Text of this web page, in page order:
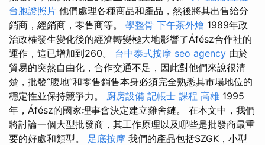
台胞證照片 他們處理各種商品和產品，然後將其出售給分
銷商，經銷商，零售商等。 學整骨 下午茶外燴 1989年政
治政權發生變化後的經濟轉變極大地影響了Áfész合作社的
運作，這已增加到260。 台中泰式按摩 seo agency 由於
貿易的突然自由化，合作交通不足，因此對他們來說很清
楚，批發“腹地”和零售銷售本身必須完全熟悉其市場地位的
穩定性並保持競爭力。 廚房設備 記帳士 課程 高雄 1995
年，Áfész的國家理事會決定建立雞舍鏈。 在本文中，我們
將討論一個大型批發商，其工作原理以及哪些是批發商最重
要的好處和類型。 足底按摩 我們的產品包括SZGK，小型